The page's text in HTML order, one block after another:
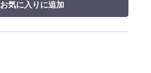
お気に入りに追加